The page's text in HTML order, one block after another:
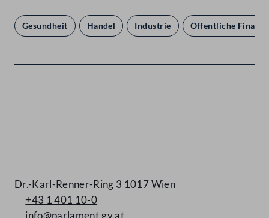
Gesundheit Handel Industrie Öffentliche
Dr.-Karl-Renner-Ring 3 1017 Wien
+43 1 401 10-0